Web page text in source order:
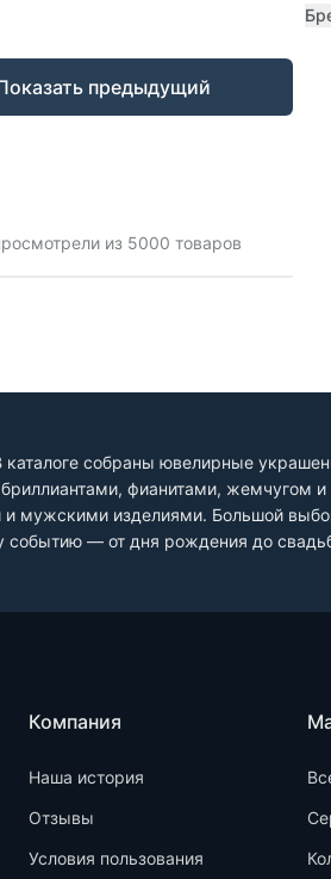
собраны ювелирные
фианитами, жемчугом
изделиями. Большой
событию — от дня рождения до
предыдущий
из 5000 товаров
Компания
Наша история
Отзывы
Условия пользования